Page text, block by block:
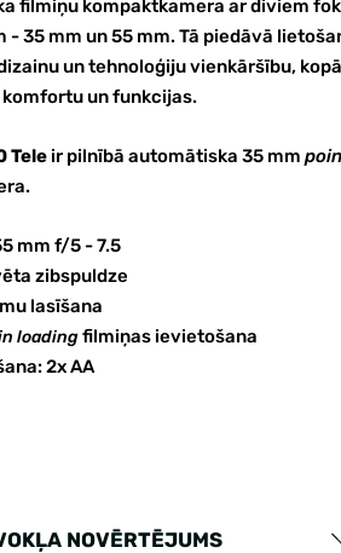
filmiņu kompaktkamera ar diviem
- 35 mm un 55 mm. Tā piedāvā
un tehnoloģiju vienkāršību, kopā
un funkcijas.
Teleir pilnībā automātiska 35 mm
mm f/5 - 7.5
zibspuldze
lasīšana
loadingfilmiņas ievietošana
2x AA
NOVĒRTĒJUMS